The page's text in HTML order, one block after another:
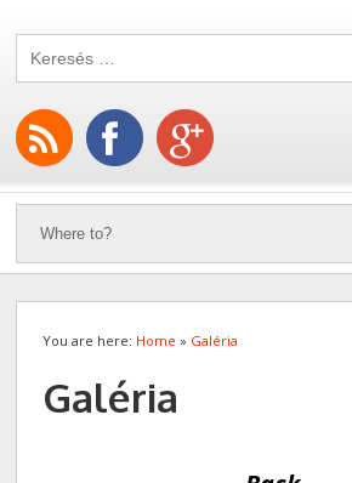
You are here: Home » Galéria
Galéria